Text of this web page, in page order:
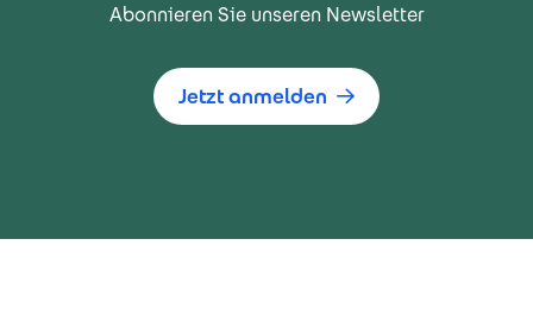
Abonnieren Sie unseren Newsletter
Jetzt anmelden